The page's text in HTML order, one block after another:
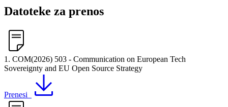
Datoteke za prenos
1. COM(2026) 503 - Communication on European Tech
Sovereignty and EU Open Source Strategy
Prenesi